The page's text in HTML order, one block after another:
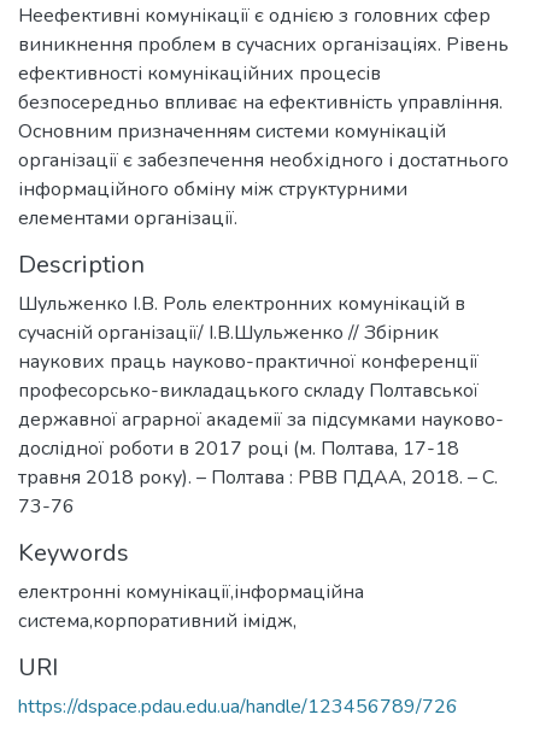
Неефективні комунікації є однією з головних сфер
виникнення проблем в сучасних організаціях. Рівень
ефективності комунікаційних процесів
безпосередньо впливає на ефективність управління.
Основним призначенням системи комунікацій
організації є забезпечення необхідного і достатнього
інформаційного обміну між структурними
елементами організації.
Description
Шульженко І.В. Роль електронних комунікацій в
сучасній організації/ І.В.Шульженко // Збірник
наукових праць науково-практичної конференції
професорсько-викладацького складу Полтавської
державної аграрної академії за підсумками науково-
дослідної роботи в 2017 році (м. Полтава, 17-18
травня 2018 року). – Полтава : РВВ ПДАА, 2018. – С.
73-76
Keywords
електронні комунікації,інформаційна
система,корпоративний імідж,
URI
https://dspace.pdau.edu.ua/handle/123456789/726